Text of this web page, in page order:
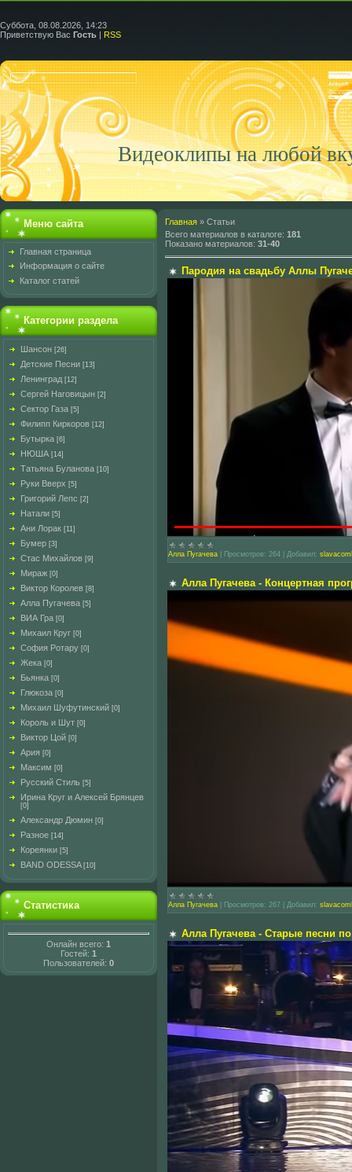
Суббота, 08.08.2026, 14:23
Приветствую Вас Гость | RSS
Видеоклипы на любой
Меню сайта
Главная страница
Информация о сайте
Каталог статей
Категории раздела
Шансон [26]
Детские Песни [13]
Ленинград [12]
Сергей Наговицын [2]
Сектор Газа [5]
Филипп Киркоров [12]
Бутырка [6]
НЮША [14]
Татьяна Буланова [10]
Руки Вверх [5]
Григорий Лепс [2]
Натали [5]
Ани Лорак [11]
Бумер [3]
Стас Михайлов [9]
Мираж [0]
Виктор Королев [8]
Алла Пугачева [5]
ВИА Гра [0]
Михаил Круг [0]
София Ротару [0]
Жека [0]
Бьянка [0]
Глюкоза [0]
Михаил Шуфутинский [0]
Король и Шут [0]
Виктор Цой [0]
Ария [0]
Максим [0]
Русский Стиль [5]
Ирина Круг и Алексей Брянцев
[0]
Александр Дюмин [0]
Разное [14]
Кореянки [5]
BAND ODESSA [10]
Статистика
Онлайн всего: 1
Гостей: 1
Пользователей: 0
Главная » Статьи
Всего материалов в каталоге: 181
Показано материалов: 31-40
Пародия на свадьбу Аллы
Алла Пугачева Просмотров: 264 Добавил:
Алла Пугачева - Концертная
Алла Пугачева Просмотров: 267 Добавил:
Алла Пугачева - Старые песни